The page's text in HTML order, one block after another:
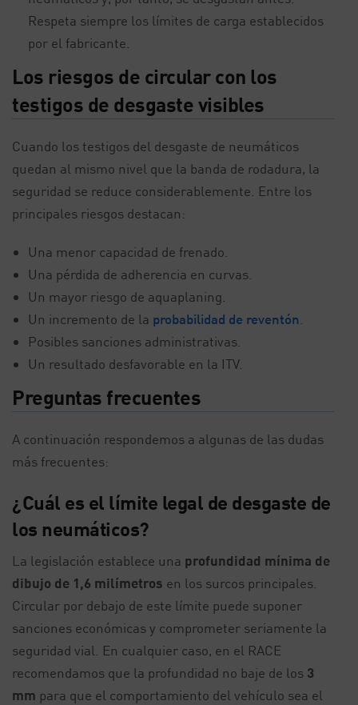
Respeta siempre los límites de carga establecidos
por el fabricante.
Los riesgos de circular con los
testigos de desgaste visibles
Cuando los testigos del desgaste de neumáticos
quedan al mismo nivel que la banda de rodadura, la
seguridad se reduce considerablemente. Entre los
principales riesgos destacan:
Una menor capacidad de frenado.
Una pérdida de adherencia en curvas.
Un mayor riesgo de aquaplaning.
Un incremento de la probabilidad de reventón
Posibles sanciones administrativas.
Un resultado desfavorable en la ITV.
Preguntas frecuentes
A continuación respondemos a algunas de las dudas
más frecuentes:
¿Cuál es el límite legal de desgaste de
los neumáticos?
La legislación establece una profundidad mínima de
dibujo de 1,6 milímetros en los surcos principales.
Circular por debajo de este límite puede suponer
sanciones económicas y comprometer seriamente la
seguridad vial. En cualquier caso, en el RACE
recomendamos que la profundidad no baje de los 3
mm para que el comportamiento del vehículo sea el